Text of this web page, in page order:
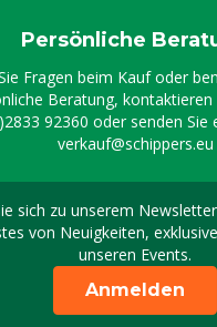
Persönliche
Fragen beim Kauf oder
Beratung, kontaktieren
92360 oder senden Sie
verkauf@schippers.eu
sich zu unserem
von Neuigkeiten,
unseren Events.
Anmelden